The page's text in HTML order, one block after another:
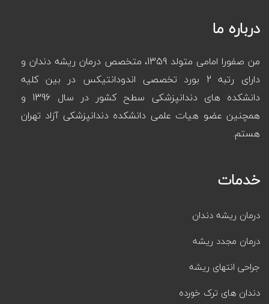
درباره ما
من صفورا امامی متولد 1359، متخصص درمان ریشه دندان و
دارای رتبه 2 بورد تخصصی اندودانتیکس در بین کلیه
دانشکده های دندانپزشکی سطح کشور در سال 1396 و
همچنین عضو هیات علمی دانشکده دندانپزشکی آزاد تهران
هستم.
خدمات
درمان ریشه دندان
درمان مجدد ریشه
جراحی انتهای ریشه
دندان های ترک خورده